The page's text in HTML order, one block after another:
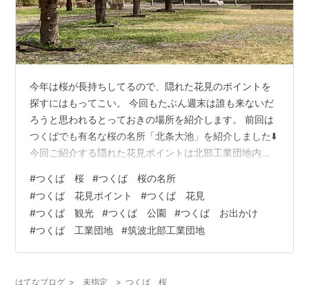
今年は桜が長持ちしてるので、隠れた花見のポイントを
探すにはもってこい。 今回もたぶん週末は誰も来ないだ
ろうと思われるとっておきの場所を紹介します。 前回は
つくばでも有名な桜の名所「北条大池」を紹介しました⬇️
今回ご紹介する隠れた花見ポイントは北部工業団地内の
ら「和台公園」 公園の中央には大きなくぼみがあって、
周囲に桜が植樹してあります。 ほとんどの桜はソメイヨ
シノだと思われますが、数本だけ別な種類があります。
あまり桜には詳しくないので種類はわかりませんが、ピ
ンクが濃くて可愛らしい花です。 こんな桜の下でお弁当
#つくば 桜 #つくば 桜の名所
#つくば 花見ポイント #つくば 花見
#つくば 観光 #つくば 公園 #つくば お出かけ
#つくば 工業団地 #筑波北部工業団地
はてなブログ > 未指定 > つくば 桜